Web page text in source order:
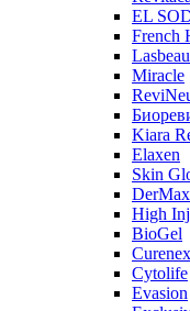
EL
French
Miracle
Kiara
Elaxen
Skin
High
BioGel
Curenex
Cytolife
Evasion